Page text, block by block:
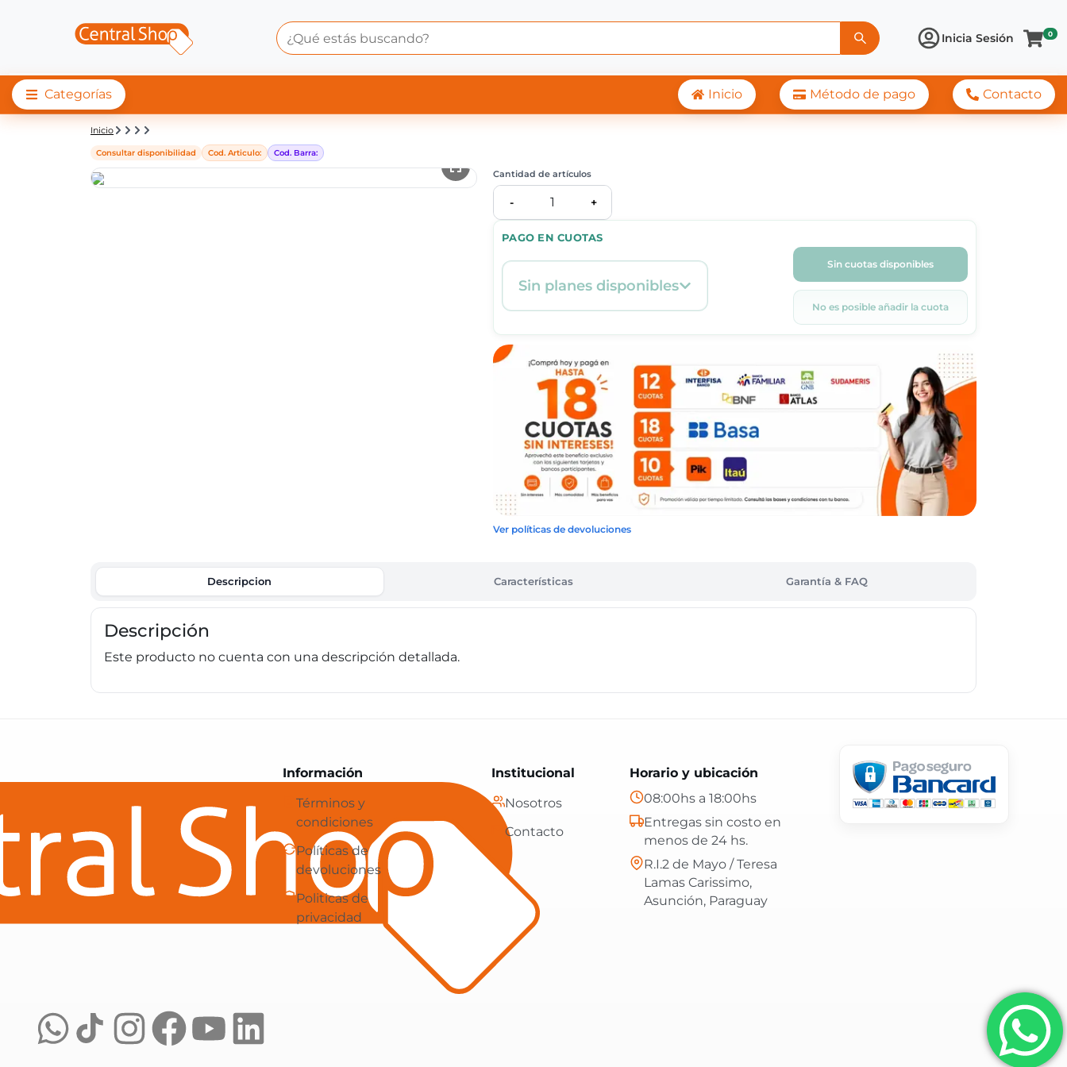
Inicia Sesión 0
Categorías Inicio Método de pago Contacto
Detalle de producto | Central Shop
Inicio
Consultar disponibilidad Cod. Articulo: Cod. Barra:
PAGO EN CUOTAS
Sin planes disponibles
Sin cuotas disponibles
No es posible añadir la cuota
Cantidad de artículos
- 1 +
Ver políticas de devoluciones
Descripcion Características Garantía & FAQ
Descripción
Este producto no cuenta con una descripción detallada.
Central Shop es tu e-commerce en Paraguay: tecnología, hogar y más, con envíos gratis en 24 hs y atención confiable.
Información
Términos y
condiciones
Políticas de
devoluciones
Politicas de
privacidad
Institucional
Nosotros
Contacto
Horario y ubicación
08:00hs a 18:00hs
Entregas sin costo en
menos de 24 hs.
R.I.2 de Mayo / Teresa
Lamas Carissimo,
Asunción, Paraguay